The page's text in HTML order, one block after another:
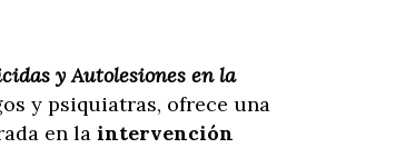
y Autolesiones en la
y psiquiatras, ofrece una
en la intervención